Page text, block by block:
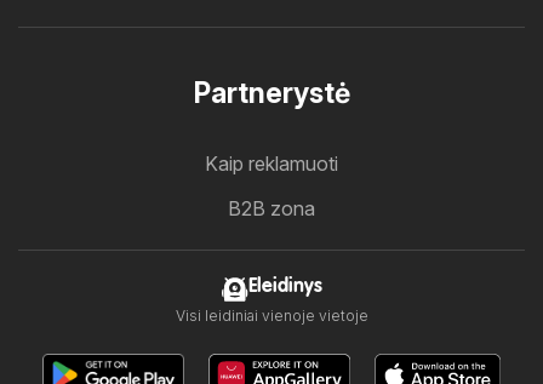
Partnerystė
Kaip reklamuoti
B2B zona
Eleidinys
Visi leidiniai vienoje vietoje